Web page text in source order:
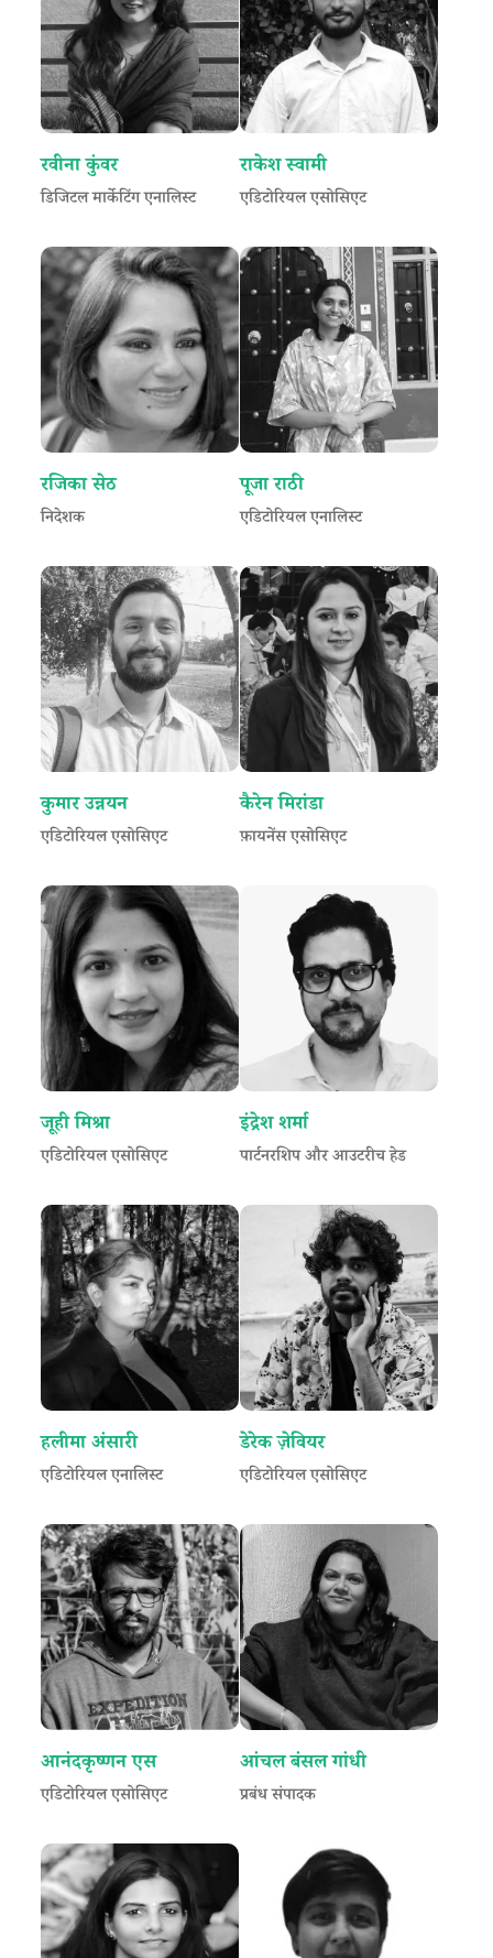
रवीना कुंवर
डिजिटल मार्केटिंग एनालिस्ट
राकेश स्वामी
एडिटोरियल एसोसिएट
रजिका सेठ
निदेशक
पूजा राठी
एडिटोरियल एनालिस्ट
कुमार उन्नयन
एडिटोरियल एसोसिएट
कैरेन मिरांडा
फ़ायनेंस एसोसिएट
जूही मिश्रा
एडिटोरियल एसोसिएट
इंद्रेश शर्मा
पार्टनरशिप और आउटरीच हेड
हलीमा अंसारी
एडिटोरियल एनालिस्ट
डेरेक ज़ेवियर
एडिटोरियल एसोसिएट
आनंदकृष्णन एस
एडिटोरियल एसोसिएट
आंचल बंसल गांधी
प्रबंध संपादक